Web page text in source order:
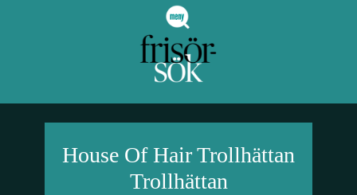
House Of Hair Trollhättan
Trollhättan